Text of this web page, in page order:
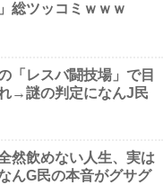
総ツッコミｗｗｗ
「レスバ闘技場」で目
→謎の判定になんJ民
然飲めない人生、実は
んG民の本音がグサグ